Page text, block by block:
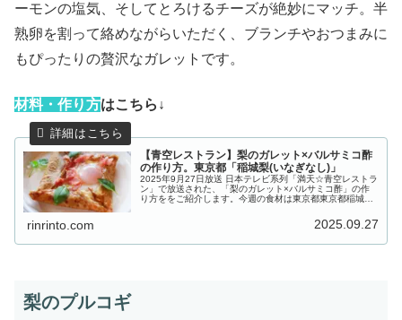
ーモンの塩気、そしてとろけるチーズが絶妙にマッチ。半
熟卵を割って絡めながらいただく、ブランチやおつまみに
もぴったりの贅沢なガレットです。
材料・作り方はこちら↓
【青空レストラン】梨のガレット×バルサミコ酢
の作り方。東京都「稲城梨(いなぎなし)」
2025年9月27日放送 日本テレビ系列「満天☆青空レストラ
ン」で放送された、「梨のガレット×バルサミコ酢」の作
り方ををご紹介します。今週の食材は東京都東京都稲城市
rinrinto.com 2025.09.27
梨のプルコギ